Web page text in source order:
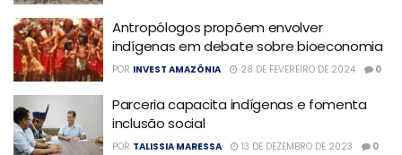
Antropólogos propõem envolver
indígenas em debate sobre bioeconomia
POR INVEST AMAZÔNIA 28 DE FEVEREIRO DE 2024 0
Parceria capacita indígenas e fomenta
inclusão social
POR TALISSIA MARESSA 13 DE DEZEMBRO DE 2023 0